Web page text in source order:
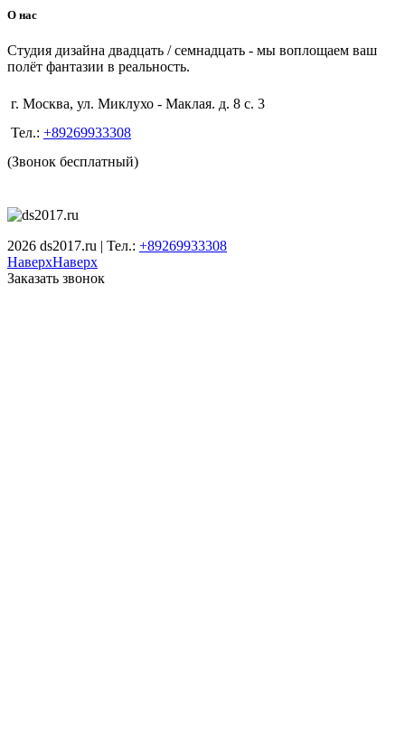
О нас
Студия дизайна двадцать / семнадцать - мы воплощаем ваш
полёт фантазии в реальность.
г. Москва, ул. Миклухо - Маклая. д. 8 с. 3
Тел.: +89269933308
(Звонок бесплатный)
2026 ds2017.ru | Тел.: +89269933308
НаверхНаверх
Заказать звонок